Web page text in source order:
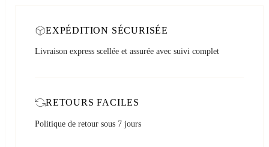
EXPÉDITION SÉCURISÉE
Livraison express scellée et assurée avec suivi complet
RETOURS FACILES
Politique de retour sous 7 jours